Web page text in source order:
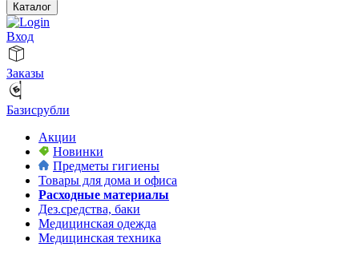
Каталог
Вход
Заказы
Базисрубли
Акции
Новинки
Предметы гигиены
Товары для дома и офиса
Расходные материалы
Дез.средства, баки
Медицинская одежда
Медицинская техника